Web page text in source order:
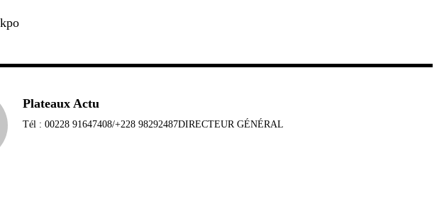
Plateaux Actu
Tél : 00228 91647408/+228 98292487DIRECTEUR GÉNÉRAL